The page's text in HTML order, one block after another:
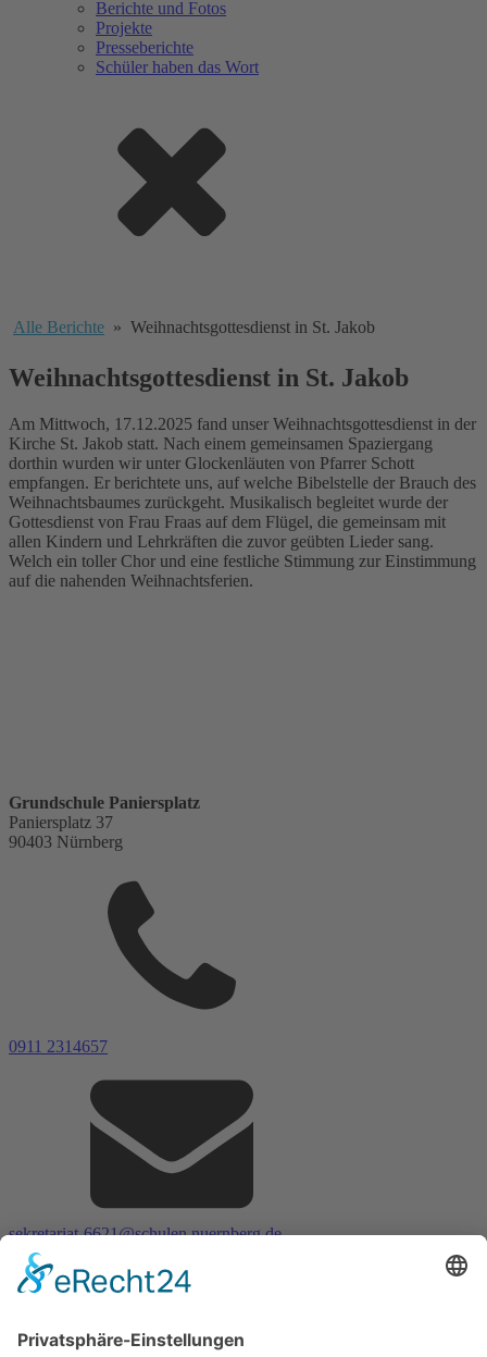
Berichte und Fotos
Projekte
Presseberichte
Schüler haben das Wort
Alle Berichte » Weihnachtsgottesdienst in St. Jakob
Weihnachtsgottesdienst in St. Jakob
Am Mittwoch, 17.12.2025 fand unser Weihnachtsgottesdienst in der
Kirche St. Jakob statt. Nach einem gemeinsamen Spaziergang
dorthin wurden wir unter Glockenläuten von Pfarrer Schott
empfangen. Er berichtete uns, auf welche Bibelstelle der Brauch des
Weihnachtsbaumes zurückgeht. Musikalisch begleitet wurde der
Gottesdienst von Frau Fraas auf dem Flügel, die gemeinsam mit
allen Kindern und Lehrkräften die zuvor geübten Lieder sang.
Welch ein toller Chor und eine festliche Stimmung zur Einstimmung
auf die nahenden Weihnachtsferien.
Grundschule Paniersplatz
Paniersplatz 37
90403 Nürnberg
0911 2314657
sekretariat-6621@schulen.nuernberg.de
Impressum